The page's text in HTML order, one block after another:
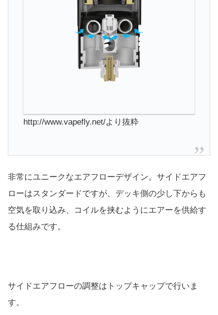
http://www.vapefly.net/より抜粋
非常にユニークなエアフローデザイン。サイドエアフ
ローはスタンダードですが、デッキ側の少し下からも
空気を取り込み、コイルを挟むようにエアーを供給す
る仕組みです。
サイドエアフローの調整はトップキャップで行いま
す。